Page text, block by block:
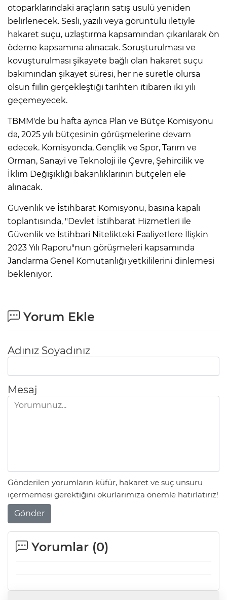
otoparklarındaki araçların satış usulü yeniden
belirlenecek. Sesli, yazılı veya görüntülü iletiyle
hakaret suçu, uzlaştırma kapsamından çıkarılarak ön
ödeme kapsamına alınacak. Soruşturulması ve
kovuşturulması şikayete bağlı olan hakaret suçu
bakımından şikayet süresi, her ne suretle olursa
olsun fiilin gerçekleştiği tarihten itibaren iki yılı
geçemeyecek.
TBMM'de bu hafta ayrıca Plan ve Bütçe Komisyonu
da, 2025 yılı bütçesinin görüşmelerine devam
edecek. Komisyonda, Gençlik ve Spor, Tarım ve
Orman, Sanayi ve Teknoloji ile Çevre, Şehircilik ve
İklim Değişikliği bakanlıklarının bütçeleri ele
alınacak.
Güvenlik ve İstihbarat Komisyonu, basına kapalı
toplantısında, "Devlet İstihbarat Hizmetleri ile
Güvenlik ve İstihbari Nitelikteki Faaliyetlere İlişkin
2023 Yılı Raporu"nun görüşmeleri kapsamında
Jandarma Genel Komutanlığı yetkililerini dinlemesi
bekleniyor.
Yorum Ekle
Adınız Soyadınız
Mesaj
Gönderilen yorumların küfür, hakaret ve suç unsuru
içermemesi gerektiğini okurlarımıza önemle hatırlatırız!
Gönder
Yorumlar (0)